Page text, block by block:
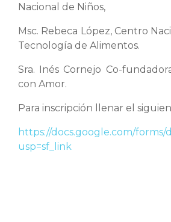
Nacional de Niños,
Msc. Rebeca López, Centro
Tecnología de Alimentos.
Sra. Inés Cornejo Co-
con Amor.
Para inscripción llenar el
https://docs.google.com/forms/
usp=sf_link